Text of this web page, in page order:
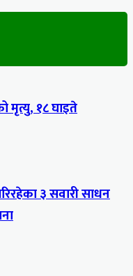
मृत्यु, १८ घाइते
३ सवारी साधन